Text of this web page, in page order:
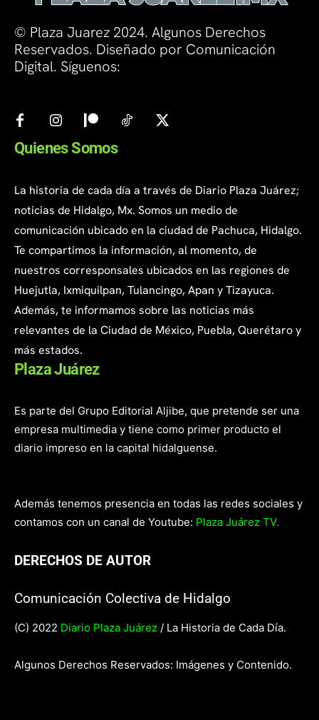
© Plaza Juarez 2024. Algunos Derechos
Reservados. Diseñado por Comunicación
Digital. Síguenos:
Quienes Somos
La historia de cada día a través de Diario Plaza Juárez;
noticias de Hidalgo, Mx. Somos un medio de
comunicación ubicado en la ciudad de Pachuca, Hidalgo.
Te compartimos la información, al momento, de
nuestros corresponsales ubicados en las regiones de
Huejutla, Ixmiquilpan, Tulancingo, Apan y Tizayuca.
Además, te informamos sobre las noticias más
relevantes de la Ciudad de México, Puebla, Querétaro y
más estados.
Plaza Juárez
Es parte del Grupo Editorial Aljibe, que pretende ser una
empresa multimedia y tiene como primer producto el
diario impreso en la capital hidalguense.
Además tenemos presencia en todas las redes sociales y
contamos con un canal de Youtube: Plaza Juárez TV.
DERECHOS DE AUTOR
Comunicación Colectiva de Hidalgo
(C) 2022 Diario Plaza Juárez / La Historia de Cada Día.
Algunos Derechos Reservados: Imágenes y Contenido.